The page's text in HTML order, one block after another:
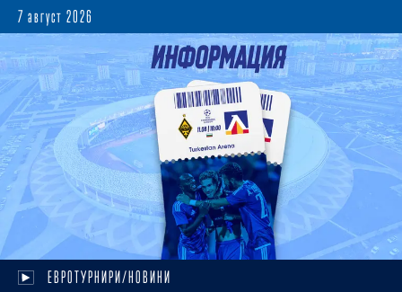
7 август 2026
ЕВРОТУРНИРИ/НОВИНИ